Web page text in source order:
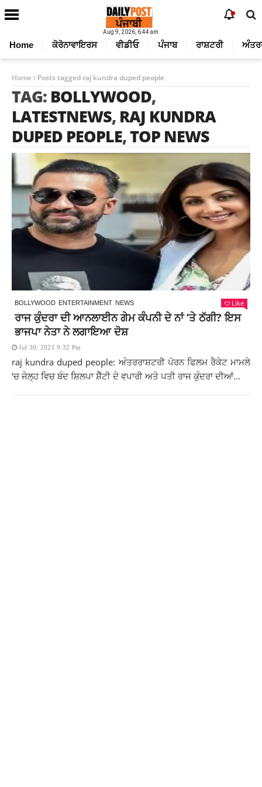
Aug 9, 2026, 6:44 am
Home ਕੋਰੋਨਾਵਾਇਰਸ ਵੀਡੀਓ ਪੰਜਾਬ ਰਾਸ਼ਟਰੀ
Home Posts tagged raj kundra duped people
TAG: BOLLYWOOD,
LATESTNEWS, RAJ KUNDRA
DUPED PEOPLE,TOP NEWS
BOLLYWOOD ENTERTAINMENT NEWS Like
ਰਾਜ ਕੁੰਦਰਾ ਦੀ ਆਨਲਾਈਨ ਗੇਮ ਕੰਪਨੀ ਦੇ ਨਾਂ ‘ਤੇ ਠੱਗੀ? ਇਸ
ਭਾਜਪਾ ਨੇਤਾ ਨੇ ਲਗਾਇਆ ਦੋਸ਼
Jul 30, 2021 9:32 Pm
raj kundra duped people: ਅੰਤਰਰਾਸ਼ਟਰੀ ਪੋਰਨ ਫਿਲਮ ਰੈਕੇਟ ਮਾਮਲੇ
‘ਚ ਜੇਲ੍ਹ ਵਿਚ ਬੰਦ ਸ਼ਿਲਪਾ ਸ਼ੈੱਟੀ ਦੇ ਵਪਾਰੀ ਅਤੇ ਪਤੀ ਰਾਜ ਕੁੰਦਰਾ ਦੀਆਂ...